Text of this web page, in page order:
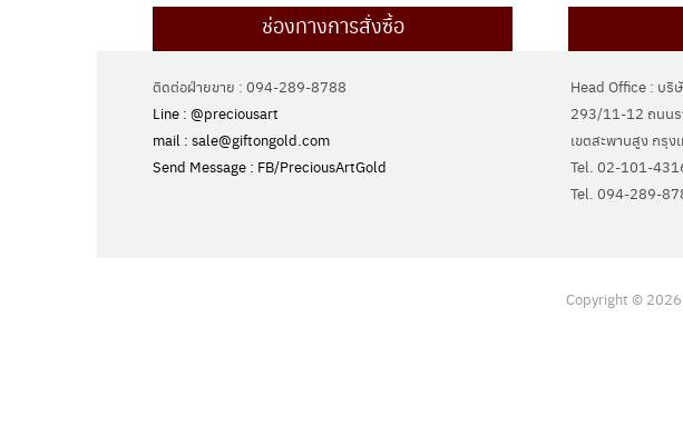
ช่องทางการสั่งซื้อ
ติดต่อฝ่ายขาย : 094-289-8788
Line : @preciousart
mail : sale@giftongold.com
Send Message : FB/PreciousArtGold
Head Office : บริ
293/11-12 ถนน
เขตสะพานสูง กรุ
Tel. 02-101-
Tel. ‭094-289-
Copyright ©